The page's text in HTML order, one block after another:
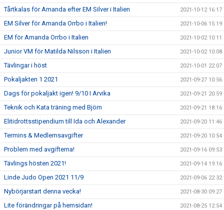
Tårtkalas för Amanda efter EM Silver i Italien 2021-10-12 16:17
EM Silver för Amanda Orrbo i Italien! 2021-10-06 15:19
EM för Amanda Orrbo i Italien 2021-10-02 10:11
Junior VM för Matilda Nilsson i Italien 2021-10-02 10:08
Tävlingar i höst 2021-10-01 22:07
Pokaljakten 1 2021 2021-09-27 10:56
Dags för pokaljakt igen! 9/10 I Arvika 2021-09-21 20:59
Teknik och Kata träning med Björn 2021-09-21 18:16
Elitidrottsstipendium till Ida och Alexander 2021-09-20 11:46
Termins & Medlemsavgifter 2021-09-20 10:54
Problem med avgifterna! 2021-09-16 09:53
Tävlings hösten 2021! 2021-09-14 19:16
Linde Judo Open 2021 11/9 2021-09-06 22:32
Nybörjarstart denna vecka! 2021-08-30 09:27
Lite förändringar på hemsidan! 2021-08-25 12:54